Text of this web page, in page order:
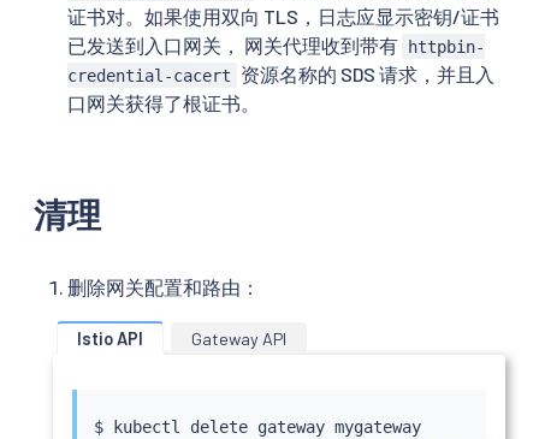
证书对。如果使用双向 TLS，日志应显示密钥/证书
已发送到入口网关， 网关代理收到带有
httpbin-
credential-cacert
资源名称的 SDS 请求，并且入
口网关获得了根证书。
清理
删除网关配置和路由：
Istio API Gateway API
$ kubectl
delete gateway mygateway